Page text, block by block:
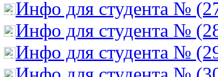
Инфо для студента №
Инфо для студента №
Инфо для студента №